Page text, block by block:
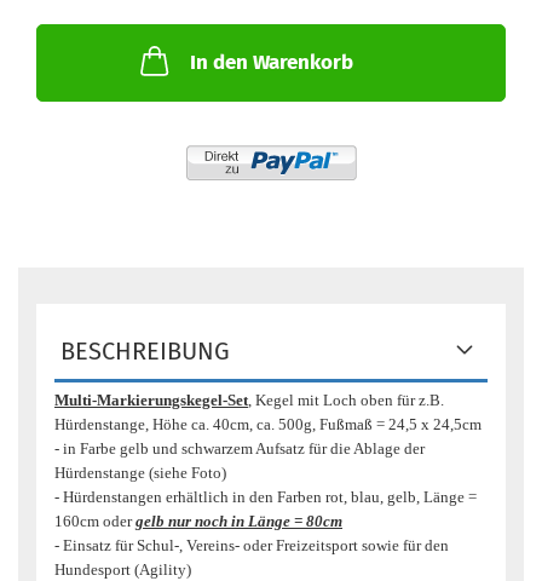
In den Warenkorb
BESCHREIBUNG
Multi-Markierungskegel-Set, Kegel mit Loch oben für z.B.
Hürdenstange, Höhe ca. 40cm, ca. 500g, Fußmaß = 24,5 x 24,5cm
- in Farbe gelb und schwarzem Aufsatz für die Ablage der
Hürdenstange (siehe Foto)
- Hürdenstangen erhältlich in den Farben rot, blau, gelb, Länge =
160cm odergelb nur noch in Länge = 80cm
- Einsatz für Schul-, Vereins- oder Freizeitsport sowie für den
Hundesport (Agility)